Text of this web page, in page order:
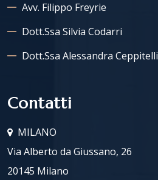
Avv. Filippo Freyrie
Dott.ssa Silvia Codarri
Dott.ssa Alessandra Ceppitelli
Contatti
MILANO
Via Alberto da Giussano, 26
20145 Milano